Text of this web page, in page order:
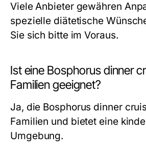
Viele Anbieter gewähren
spezielle diätetische
Sie sich bitte im Voraus.
Ist eine Bosphorus dinner
Familien geeignet?
Ja, die Bosphorus dinner
Familien und bietet eine
Umgebung.